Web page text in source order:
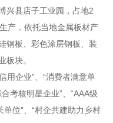
兴县店子工业园，占地2
产，依托当地金属板材产
钢板、彩色涂层钢板、装
板块。
企业”、“消费者满意单
考核明星企业”、“AAA级
位”、“村企共建助力乡村